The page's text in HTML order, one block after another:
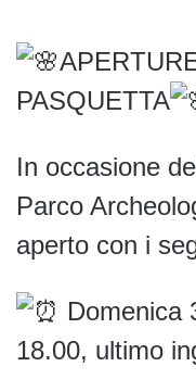
PASQUETTA
In occasione
Parco
aperto con i
Domenica
18.00, ultimo